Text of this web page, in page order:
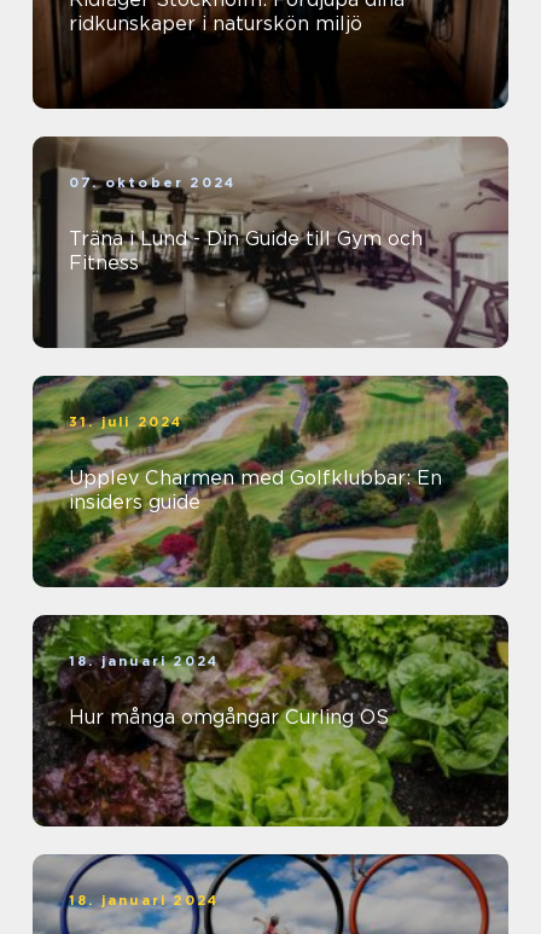
ridkunskaper i naturskön miljö
07. oktober 2024
Träna i Lund - Din Guide till Gym och
Fitness
31. juli 2024
Upplev Charmen med Golfklubbar: En
insiders guide
18. januari 2024
Hur många omgångar Curling OS
18. januari 2024